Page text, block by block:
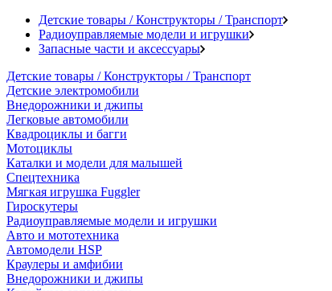
Детские товары / Конструкторы / Транспорт
Радиоуправляемые модели и игрушки
Запасные части и аксессуары
Детские товары / Конструкторы / Транспорт
Детские электромобили
Внедорожники и джипы
Легковые автомобили
Квадроциклы и багги
Мотоциклы
Каталки и модели для малышей
Спецтехника
Мягкая игрушка Fuggler
Гироскутеры
Радиоуправляемые модели и игрушки
Авто и мототехника
Автомодели HSP
Краулеры и амфибии
Внедорожники и джипы